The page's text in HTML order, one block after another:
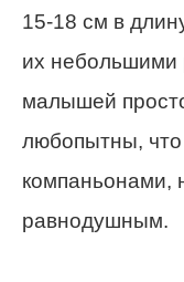
15-18 см в
их небольшими
малышей
любопытны,
компаньонами,
равнодушным.